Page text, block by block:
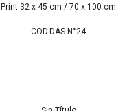
Print 32 x 45 cm / 70 x 100 cm
COD.DAS N°24